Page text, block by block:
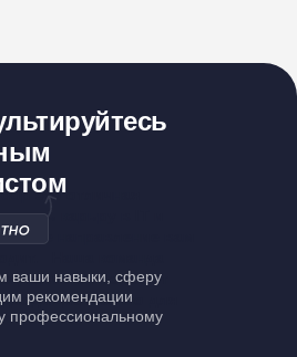
это отличная
карьру в IT и
какое направление вам
поможет
именно для
ваши навыки, сферу
рекомендации
профессиональному